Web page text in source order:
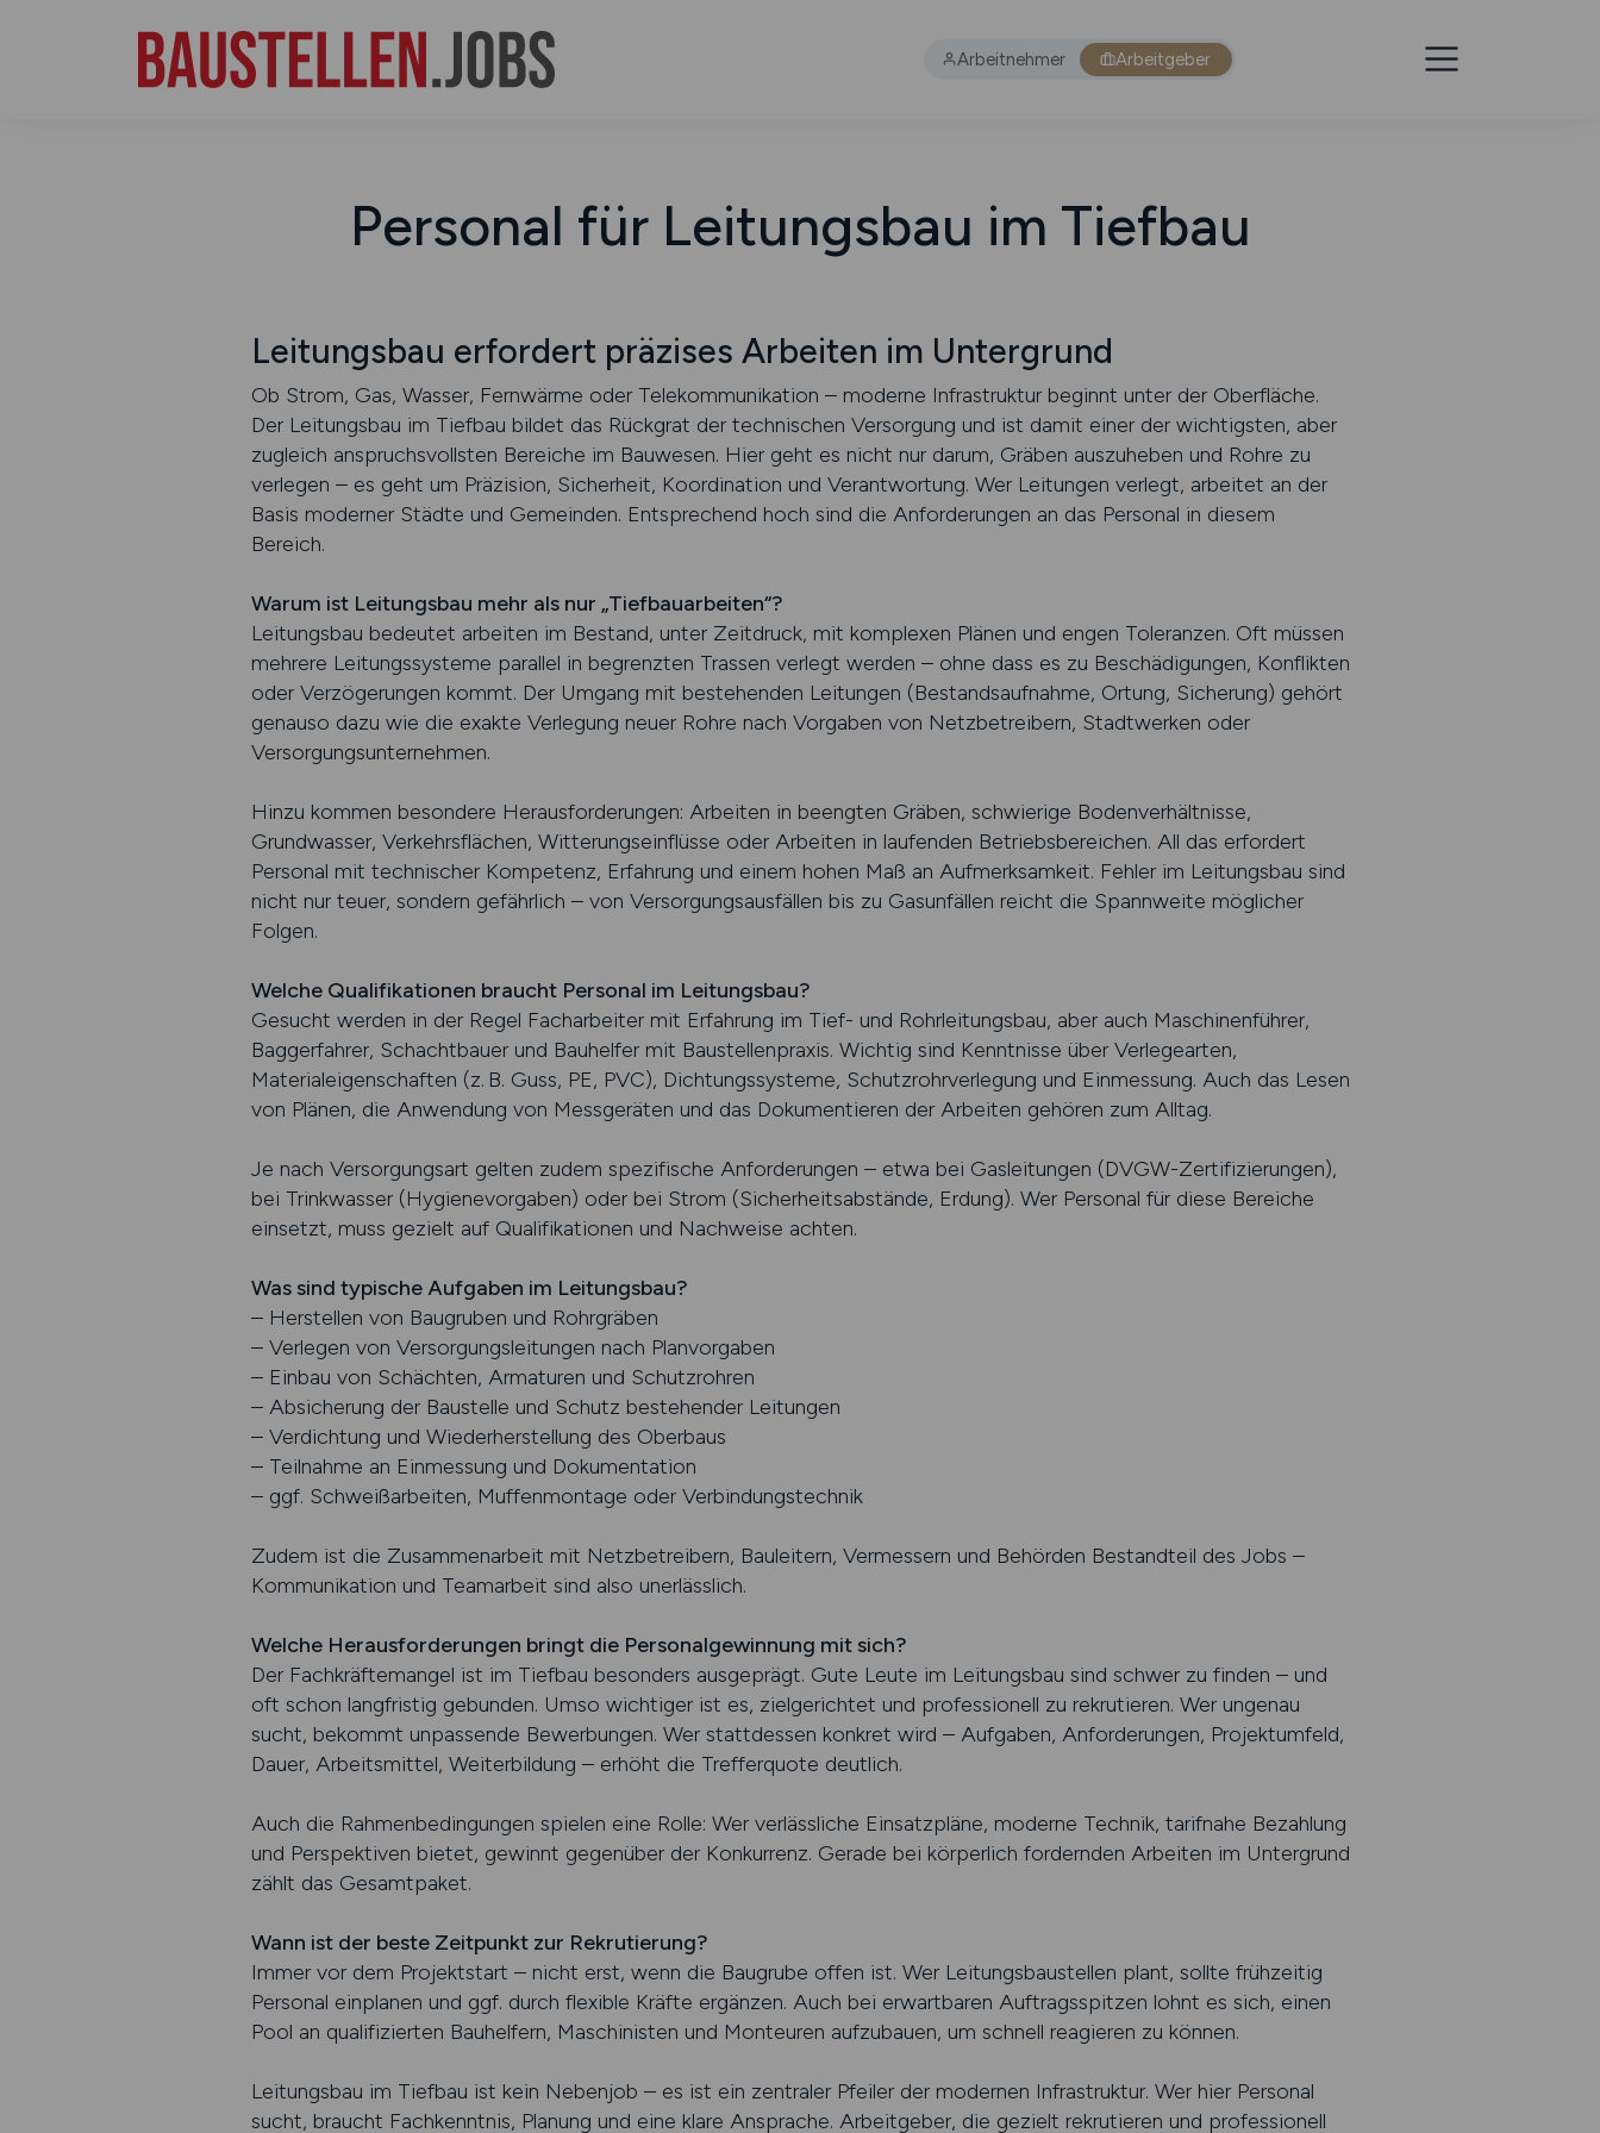
Arbeitnehmer Arbeitgeber
Personal für Leitungsbau im Tiefbau
Leitungsbau erfordert präzises Arbeiten im Untergrund
Ob Strom, Gas, Wasser, Fernwärme oder Telekommunikation – moderne Infrastruktur beginnt unter der Oberfläche.
Der Leitungsbau im Tiefbau bildet das Rückgrat der technischen Versorgung und ist damit einer der wichtigsten, aber
zugleich anspruchsvollsten Bereiche im Bauwesen. Hier geht es nicht nur darum, Gräben auszuheben und Rohre zu
verlegen – es geht um Präzision, Sicherheit, Koordination und Verantwortung. Wer Leitungen verlegt, arbeitet an der
Basis moderner Städte und Gemeinden. Entsprechend hoch sind die Anforderungen an das Personal in diesem
Bereich.
Warum ist Leitungsbau mehr als nur „Tiefbauarbeiten“?
Leitungsbau bedeutet arbeiten im Bestand, unter Zeitdruck, mit komplexen Plänen und engen Toleranzen. Oft müssen
mehrere Leitungssysteme parallel in begrenzten Trassen verlegt werden – ohne dass es zu Beschädigungen, Konflikten
oder Verzögerungen kommt. Der Umgang mit bestehenden Leitungen (Bestandsaufnahme, Ortung, Sicherung) gehört
genauso dazu wie die exakte Verlegung neuer Rohre nach Vorgaben von Netzbetreibern, Stadtwerken oder
Versorgungsunternehmen.
Hinzu kommen besondere Herausforderungen: Arbeiten in beengten Gräben, schwierige Bodenverhältnisse,
Grundwasser, Verkehrsflächen, Witterungseinflüsse oder Arbeiten in laufenden Betriebsbereichen. All das erfordert
Personal mit technischer Kompetenz, Erfahrung und einem hohen Maß an Aufmerksamkeit. Fehler im Leitungsbau sind
nicht nur teuer, sondern gefährlich – von Versorgungsausfällen bis zu Gasunfällen reicht die Spannweite möglicher
Folgen.
Welche Qualifikationen braucht Personal im Leitungsbau?
Gesucht werden in der Regel Facharbeiter mit Erfahrung im Tief- und Rohrleitungsbau, aber auch Maschinenführer,
Baggerfahrer, Schachtbauer und Bauhelfer mit Baustellenpraxis. Wichtig sind Kenntnisse über Verlegearten,
Materialeigenschaften (z. B. Guss, PE, PVC), Dichtungssysteme, Schutzrohrverlegung und Einmessung. Auch das Lesen
von Plänen, die Anwendung von Messgeräten und das Dokumentieren der Arbeiten gehören zum Alltag.
Je nach Versorgungsart gelten zudem spezifische Anforderungen – etwa bei Gasleitungen (DVGW-Zertifizierungen),
bei Trinkwasser (Hygienevorgaben) oder bei Strom (Sicherheitsabstände, Erdung). Wer Personal für diese Bereiche
einsetzt, muss gezielt auf Qualifikationen und Nachweise achten.
Was sind typische Aufgaben im Leitungsbau?
– Herstellen von Baugruben und Rohrgräben
– Verlegen von Versorgungsleitungen nach Planvorgaben
– Einbau von Schächten, Armaturen und Schutzrohren
– Absicherung der Baustelle und Schutz bestehender Leitungen
– Verdichtung und Wiederherstellung des Oberbaus
– Teilnahme an Einmessung und Dokumentation
– ggf. Schweißarbeiten, Muffenmontage oder Verbindungstechnik
Zudem ist die Zusammenarbeit mit Netzbetreibern, Bauleitern, Vermessern und Behörden Bestandteil des Jobs –
Kommunikation und Teamarbeit sind also unerlässlich.
Welche Herausforderungen bringt die Personalgewinnung mit sich?
Der Fachkräftemangel ist im Tiefbau besonders ausgeprägt. Gute Leute im Leitungsbau sind schwer zu finden – und
oft schon langfristig gebunden. Umso wichtiger ist es, zielgerichtet und professionell zu rekrutieren. Wer ungenau
sucht, bekommt unpassende Bewerbungen. Wer stattdessen konkret wird – Aufgaben, Anforderungen, Projektumfeld,
Dauer, Arbeitsmittel, Weiterbildung – erhöht die Trefferquote deutlich.
Auch die Rahmenbedingungen spielen eine Rolle: Wer verlässliche Einsatzpläne, moderne Technik, tarifnahe Bezahlung
und Perspektiven bietet, gewinnt gegenüber der Konkurrenz. Gerade bei körperlich fordernden Arbeiten im Untergrund
zählt das Gesamtpaket.
Wann ist der beste Zeitpunkt zur Rekrutierung?
Immer vor dem Projektstart – nicht erst, wenn die Baugrube offen ist. Wer Leitungsbaustellen plant, sollte frühzeitig
Personal einplanen und ggf. durch flexible Kräfte ergänzen. Auch bei erwartbaren Auftragsspitzen lohnt es sich, einen
Pool an qualifizierten Bauhelfern, Maschinisten und Monteuren aufzubauen, um schnell reagieren zu können.
Leitungsbau im Tiefbau ist kein Nebenjob – es ist ein zentraler Pfeiler der modernen Infrastruktur. Wer hier Personal
sucht, braucht Fachkenntnis, Planung und eine klare Ansprache. Arbeitgeber, die gezielt rekrutieren und professionell